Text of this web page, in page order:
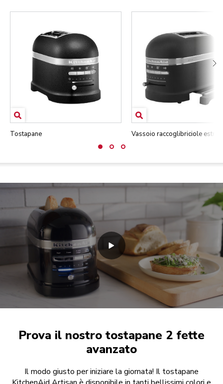
Tostapane Vassoio raccoglibriciole
Prova il nostro tostapane 2 fette
avanzato
Il modo giusto per iniziare la giornata! Il tostapane